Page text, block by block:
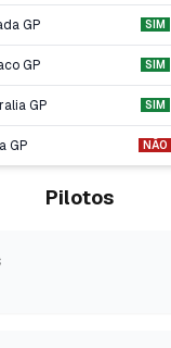
GP SIM
GP SIM
GP SIM
GP NÃO
Pilotos